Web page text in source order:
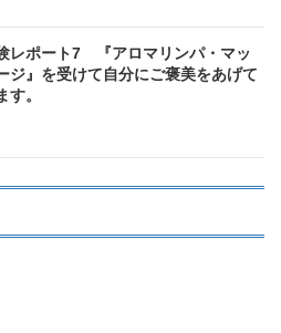
レポート7 『アロマリンパ・マッ
ジ』を受けて自分にご褒美をあげて
す。